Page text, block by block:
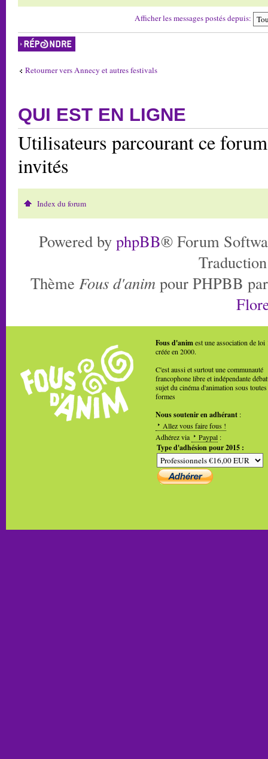
Afficher les messages postés depuis:
Répondre
Retourner vers Annecy et autres festivals
QUI EST EN LIGNE
Utilisateurs parcourant ce
invités
Index du forum
Powered by phpBB® Forum
Thème Fous d'anim pour PHPBB
Fous d'animest une association de loi
créée en 2000.
C'est aussi et surtout une communauté
francophone libre et indépendante
sujet du cinéma d'animation sous toutes
formes
Nous soutenir en adhérant :
Allez vous faire fous !
Adhérez via
Paypal :
Type d'adhésion pour 2015 :